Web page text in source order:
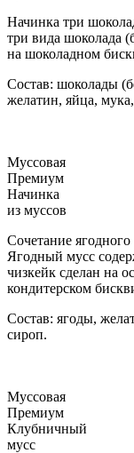
Начинка три
три вида шоколада
на шоколадном
Состав: шоколады
желатин, яйца,
Муссовая
Премиум
Начинка
из муссов
Сочетание
Ягодный мусс
чизкейк сделан на
кондитерском
Состав: ягоды,
сироп.
Муссовая
Премиум
Клубничный
мусс